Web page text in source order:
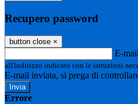
Recupero password
button close ×
E-mail
all'indirizzo indicato con le istruzioni
E-mail inviata, si prega di
Errore